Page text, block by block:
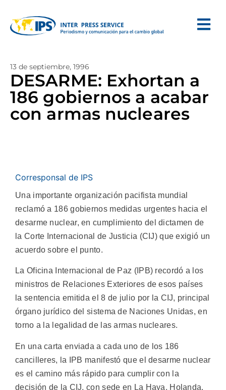
13 de septiembre, 1996
DESARME: Exhortan a
186 gobiernos a acabar
con armas nucleares
Corresponsal de IPS
Una importante organización pacifista mundial
reclamó a 186 gobiernos medidas urgentes hacia el
desarme nuclear, en cumplimiento del dictamen de
la Corte Internacional de Justicia (CIJ) que exigió un
acuerdo sobre el punto.
La Oficina Internacional de Paz (IPB) recordó a los
ministros de Relaciones Exteriores de esos países
la sentencia emitida el 8 de julio por la CIJ, principal
órgano jurídico del sistema de Naciones Unidas, en
torno a la legalidad de las armas nucleares.
En una carta enviada a cada uno de los 186
cancilleres, la IPB manifestó que el desarme nuclear
es el camino más rápido para cumplir con la
decisión de la CIJ, con sede en La Haya, Holanda,